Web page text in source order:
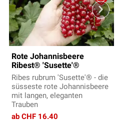
Rote Johannisbeere
Ribest® 'Susette'®
Ribes rubrum 'Susette'® - die
süsseste rote Johannisbeere
mit langen, eleganten
Trauben
ab CHF 16.40